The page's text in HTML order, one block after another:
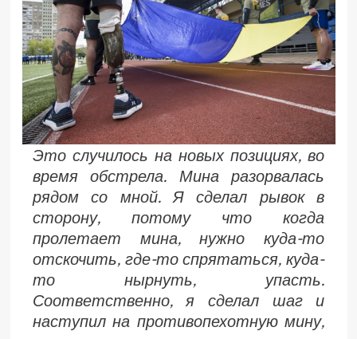
Это случилось на новых позициях, во
время обстрела. Мина разорвалась
рядом со мной. Я сделал рывок в
сторону, потому что когда
пролетает мина, нужно куда-то
отскочить, где-то спрятаться, куда-
то нырнуть, упасть.
Соответственно, я сделал шаг и
наступил на противопехотную мину,